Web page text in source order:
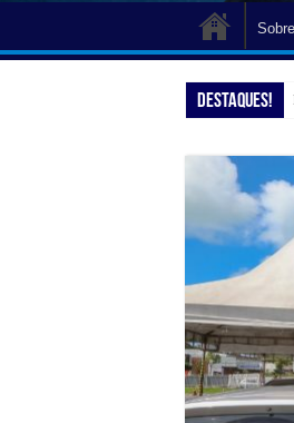
Sobre
Destaques!